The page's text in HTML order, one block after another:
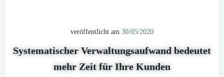
veröffentlicht am 30/05/2020
Systematischer Verwaltungsaufwand bedeutet
mehr Zeit für Ihre Kunden